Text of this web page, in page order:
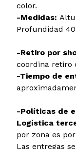
color.
-Medidas:
Profundidad
-Retiro por
coordina retiro
-Tiempo de
-Políticas de
Logística
por zona es
Las entregas